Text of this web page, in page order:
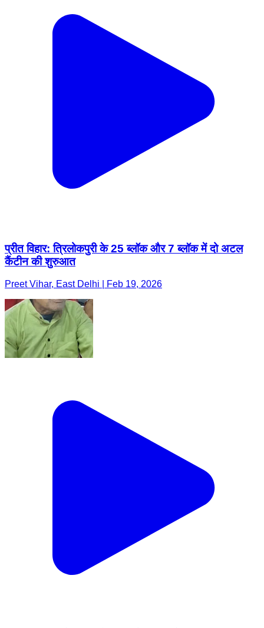
प्रीत विहार: त्रिलोकपुरी के 25 ब्लॉक और 7 ब्लॉक में दो अटल
कैंटीन की शुरुआत
Preet Vihar, East Delhi | Feb 19, 2026